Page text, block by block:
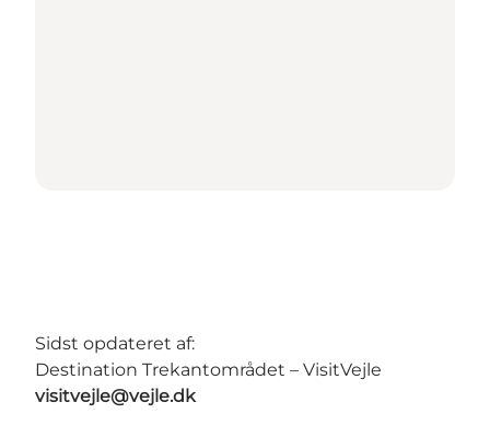
Sidst opdateret af:
Destination Trekantområdet – VisitVejle
visitvejle@vejle.dk